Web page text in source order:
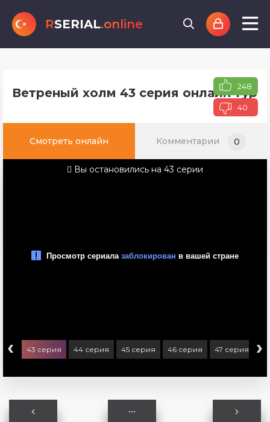
RSERIAL.online
Ветреный холм 43 серия онлайн 248
40
Смотреть онлайн Комментарии 0
Вы остановились на 43 серии
‹ 43 серия 44 серия 45 серия 46 серия 47 серия ›